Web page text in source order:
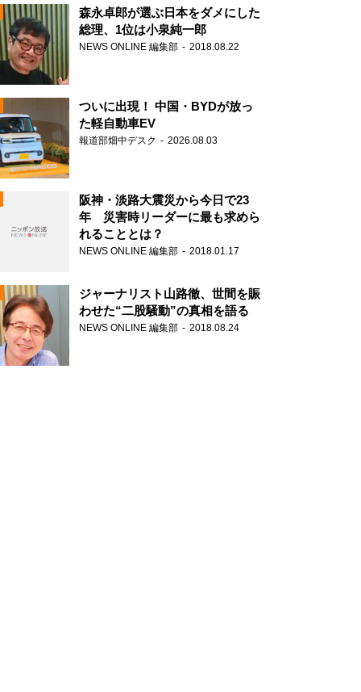
森永卓郎が選ぶ日本をダメにした
総理、1位は小泉純一郎
NEWS ONLINE 編集部 2018.08.22
ついに出現！ 中国・BYDが放っ
た軽自動車EV
報道部畑中デスク 2026.08.03
阪神・淡路大震災から今日で23
年 災害時リーダーに最も求めら
れることとは？
NEWS ONLINE 編集部 2018.01.17
ジャーナリスト山路徹、世間を賑
わせた“二股騒動”の真相を語る
NEWS ONLINE 編集部 2018.08.24